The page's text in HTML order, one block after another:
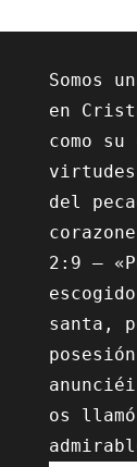
Somos
en
como
del
2:9 –
santa,
os